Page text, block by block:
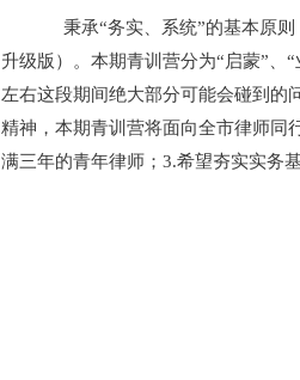
秉承“务实、系统”的基本原
升级版）。本期青训营分为“启蒙”、
左右这段期间绝大部分可能会碰到的
精神，本期青训营将面向全市律师同
满三年的青年律师；3.希望夯实实务